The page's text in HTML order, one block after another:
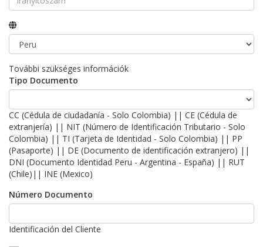
További szükséges információk
Tipo Documento
CC (Cédula de ciudadanía - Solo Colombia) || CE (Cédula de
extranjería) || NIT (Número de Identificación Tributario - Solo
Colombia) || TI (Tarjeta de Identidad - Solo Colombia) || PP
(Pasaporte) || DE (Documento de identificación extranjero) ||
DNI (Documento Identidad Peru - Argentina - España) || RUT
(Chile)|| INE (Mexico)
Número Documento
Identificación del Cliente